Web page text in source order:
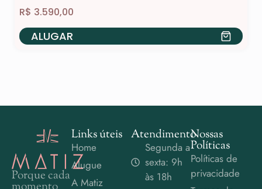
R$ 3.590,00
ALUGAR
Porque cada
Links úteis
Home
Alugue
A Matiz
Atendimento
Segunda a
sexta: 9h
às 18h
Nossas
Políticas
Políticas de
privacidade